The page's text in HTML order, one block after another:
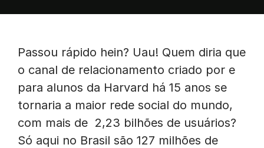
Passou rápido hein? Uau! Quem diria que
o canal de relacionamento criado por e
para alunos da Harvard há 15 anos se
tornaria a maior rede social do mundo,
com mais de 2,23 bilhões de usuários?
Só aqui no Brasil são 127 milhões de